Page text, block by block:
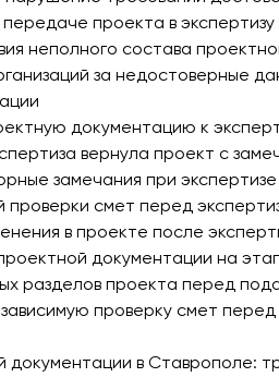
передаче проекта в
неполного состава
за недостоверные
документацию к
вернула проект с
замечания при
проверки смет перед
в проекте после
документации на
разделов проекта перед
проверку смет
документации в Ставрополе: